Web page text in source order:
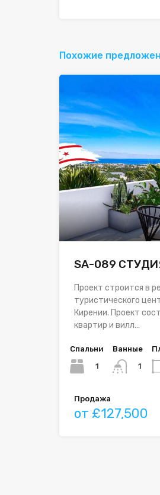
Похожие
SA-089
Проект строится в
туристического
Кирении. Проект
квартир и вилл…
Спальни
1
Ванные
1
Продажа
от £127,500